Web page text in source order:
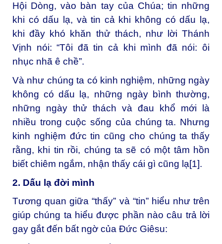
Hội Dòng, vào bàn tay của Chúa; tin những
khi có dấu lạ, và tin cả khi không có dấu lạ,
khi đầy khó khăn thử thách, như lời Thánh
Vịnh nói: “Tôi đã tin cả khi mình đã nói: ôi
nhục nhã ê chề”.
Và như chúng ta có kinh nghiệm, những ngày
không có dấu lạ, những ngày bình thường,
những ngày thử thách và đau khổ mới là
nhiều trong cuộc sống của chúng ta. Nhưng
kinh nghiệm đức tin cũng cho chúng ta thấy
rằng, khi tin rồi, chúng ta sẽ có một tâm hồn
biết chiêm ngắm, nhận thấy cái gì cũng lạ[1].
2. Dấu lạ đời mình
Tương quan giữa “thấy” và “tin” hiểu như trên
giúp chúng ta hiểu được phần nào câu trả lời
gay gắt đến bất ngờ của Đức Giêsu: